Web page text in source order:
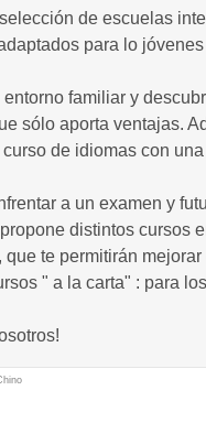
de escuelas
para lo
familiar y
sólo aporta ventajas.
de idiomas con
a un examen y
distintos cursos
que te permitirán
" a la carta" : para